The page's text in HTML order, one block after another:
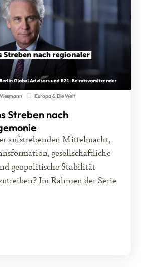
Europa & Die Welt
Streben nach
aufstrebenden Mittelmacht,
gesellschaftliche
geopolitische Stabilität
Im Rahmen der Serie